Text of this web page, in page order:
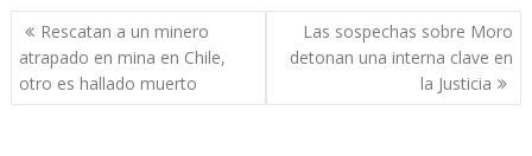
Navegación
de
entradas
Rescatan a un minero
atrapado en mina en Chile,
otro es hallado muerto
Las sospechas sobre Moro
detonan una interna clave en
la Justicia